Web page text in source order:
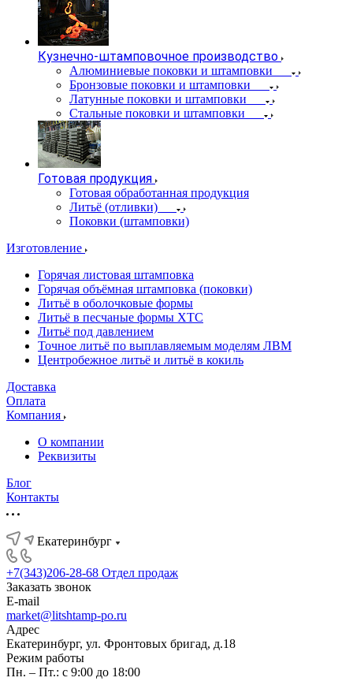
Кузнечно-штамповочное производство
Алюминиевые поковки и штамповки
Бронзовые поковки и штамповки
Латунные поковки и штамповки
Стальные поковки и штамповки
Готовая продукция
Готовая обработанная продукция
Литьё (отливки)
Поковки (штамповки)
Изготовление
Горячая листовая штамповка
Горячая объёмная штамповка (поковки)
Литьё в оболочковые формы
Литьё в песчаные формы ХТС
Литьё под давлением
Точное литьё по выплавляемым моделям ЛВМ
Центробежное литьё и литьё в кокиль
Доставка
Оплата
Компания
О компании
Реквизиты
Блог
Контакты
Екатеринбург
+7(343)206-28-68 Отдел продаж
Заказать звонок
E-mail
market@litshtamp-po.ru
Адрес
Екатеринбург, ул. Фронтовых бригад, д.18
Режим работы
Пн. – Пт.: с 9:00 до 18:00